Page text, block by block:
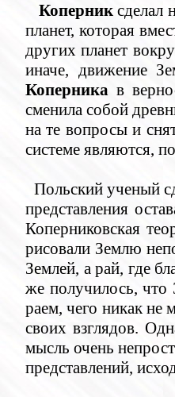
Коперниксделал
планет, которая
других планет
иначе, движение
Коперника в
сменила собой
на те вопросы и
системе являются,
Польский ученый
представления
Коперниковская
рисовали Землю
Землей, а рай, где
же получилось, что
раем, чего никак не
своих взглядов.
мысль очень
представлений,